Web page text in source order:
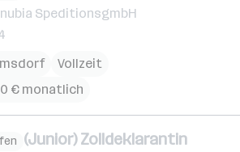
SpeditionsgmbH
Vollzeit
€ monatlich
(Junior) Zolldeklarantin